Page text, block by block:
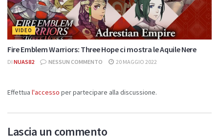
VIDEO
Fire Emblem Warriors: Three Hope ci mostra le Aquile Nere
DI NUAS82 NESSUN COMMENTO 20 MAGGIO 2022
Effettua l'accesso per partecipare alla discussione.
Lascia un commento